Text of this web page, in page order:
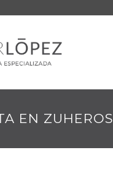
EN ZUHEROS